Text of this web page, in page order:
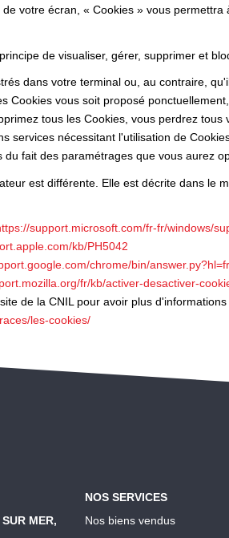
votre écran, « Cookies » vous
de visualiser, gérer, supprimer et
dans votre terminal ou, au contraire,
Cookies vous soit proposé
tous les Cookies, vous perdrez
services nécessitant l'utilisation de
fait des paramétrages que vous aurez
est différente. Elle est décrite dans le
support.microsoft.com/fr-fr/windows/
kb/PH5042
chrome/bin/
fr/kb/activer-desactiver-
de la CNIL pour avoir plus
les-cookies/
MER,
NOS SERVICES
Nos biens vendus